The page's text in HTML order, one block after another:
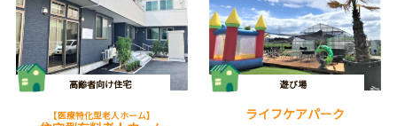
高齢者向け住宅
【医療特化型老人ホーム】
遊び場
ライフケアパーク